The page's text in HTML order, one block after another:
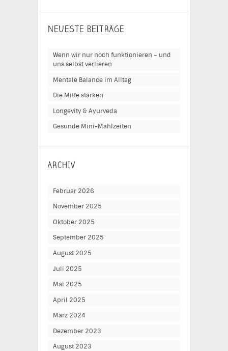
NEUESTE BEITRÄGE
Wenn wir nur noch funktionieren – und
uns selbst verlieren
Mentale Balance im Alltag
Die Mitte stärken
Longevity & Ayurveda
Gesunde Mini-Mahlzeiten
ARCHIV
Februar 2026
November 2025
Oktober 2025
September 2025
August 2025
Juli 2025
Mai 2025
April 2025
März 2024
Dezember 2023
August 2023